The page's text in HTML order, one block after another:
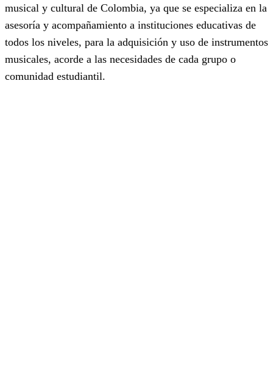
musical y cultural de Colombia, ya que se especializa en la
asesoría y acompañamiento a instituciones educativas de
todos los niveles, para la adquisición y uso de instrumentos
musicales, acorde a las necesidades de cada grupo o
comunidad estudiantil.